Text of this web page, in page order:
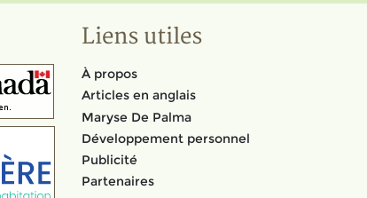
Liens utiles
À propos
Articles en anglais
Maryse De Palma
Développement personnel
Publicité
Partenaires